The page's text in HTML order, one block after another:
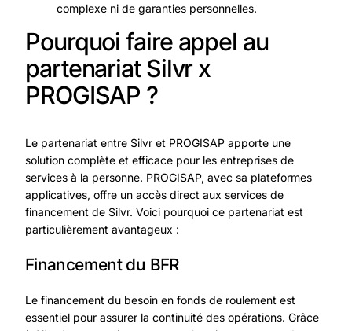
complexe ni de garanties personnelles.
Pourquoi faire appel au
partenariat Silvr x
PROGISAP ?
Le partenariat entre Silvr et PROGISAP apporte une
solution complète et efficace pour les entreprises de
services à la personne. PROGISAP, avec sa plateformes
applicatives, offre un accès direct aux services de
financement de Silvr. Voici pourquoi ce partenariat est
particulièrement avantageux :
Financement du BFR
Le financement du besoin en fonds de roulement est
essentiel pour assurer la continuité des opérations. Grâce